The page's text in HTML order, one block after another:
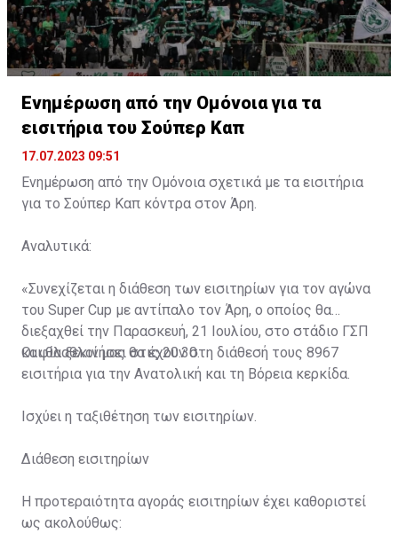
Ενημέρωση από την Ομόνοια για τα
εισιτήρια του Σούπερ Καπ
17.07.2023 09:51
Ενημέρωση από την Ομόνοια σχετικά με τα εισιτήρια
για το Σούπερ Καπ κόντρα στον Άρη.
Αναλυτικά:
«Συνεχίζεται η διάθεση των εισιτηρίων για τον αγώνα
του Super Cup με αντίπαλο τον Άρη, ο οποίος θα
διεξαχθεί την Παρασκευή, 21 Ιουλίου, στο στάδιο ΓΣΠ
και θα ξεκινήσει στις 20:30.
Οι φίλαθλοί μας θα έχουν στη διάθεσή τους 8967
εισιτήρια για την Ανατολική και τη Βόρεια κερκίδα.
Ισχύει η ταξιθέτηση των εισιτηρίων.
Διάθεση εισιτηρίων
Η προτεραιότητα αγοράς εισιτηρίων έχει καθοριστεί
ως ακολούθως: